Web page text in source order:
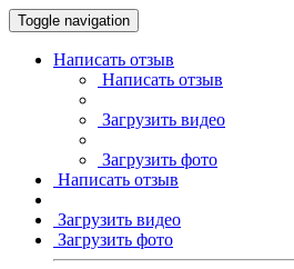
Toggle navigation
Написать отзыв
Написать отзыв
Загрузить видео
Загрузить фото
Написать отзыв
Загрузить видео
Загрузить фото